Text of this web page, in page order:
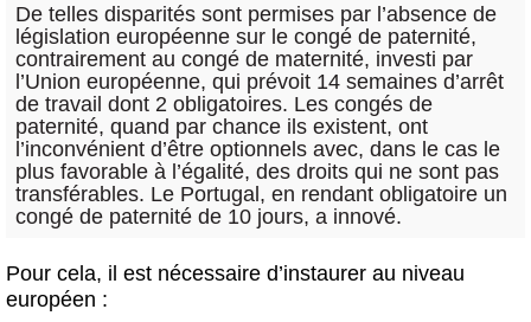
De telles disparités sont permises par l’absence de
législation européenne sur le congé de paternité,
contrairement au congé de maternité, investi par
l’Union européenne, qui prévoit 14 semaines d’arrêt
de travail dont 2 obligatoires. Les congés de
paternité, quand par chance ils existent, ont
l’inconvénient d’être optionnels avec, dans le cas le
plus favorable à l’égalité, des droits qui ne sont pas
transférables. Le Portugal, en rendant obligatoire un
congé de paternité de 10 jours, a innové.
Pour cela, il est nécessaire d’instaurer au niveau
européen :